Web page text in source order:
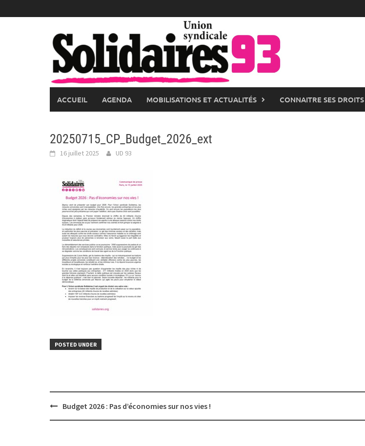
to
ACCUEIL AGENDA MOBILISATIONS ET ACTUALITÉS CONNAITRE SES DROITS
20250715_CP_Budget_2026_ext
16 juillet 2025 UD 93
POSTED UNDER
PostBudget 2026 : Pas d’économies sur nos vies !